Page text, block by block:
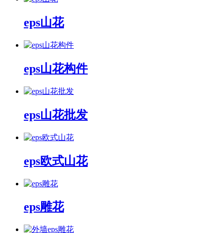
eps山花
eps山花构件
eps山花批发
eps欧式山花
eps雕花